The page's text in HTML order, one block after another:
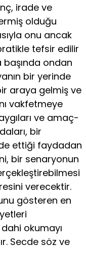
irade ve
olduğu
onu ancak
tefsir edilir
başında ondan
bir yerinde
araya gelmiş ve
vakfetmeye
ve amaç­
bir
ettiği faydadan
bir senaryonun
verecektir.
gösteren en
okumayı
Secde söz ve